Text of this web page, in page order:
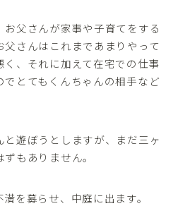
父さんが家事や子育てをする
さんはこれまであまりやって
く、それに加えて在宅での仕事
とてもくんちゃんの相手など
と遊ぼうとしますが、まだ三ヶ
もありません。
を募らせ、中庭に出ます。